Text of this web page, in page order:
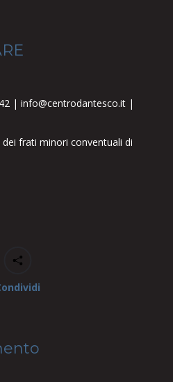
| info@centrodantesco.it |
frati minori conventuali di